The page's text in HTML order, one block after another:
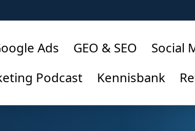
Ads GEO & SEO Social
Podcast
Kennisbank